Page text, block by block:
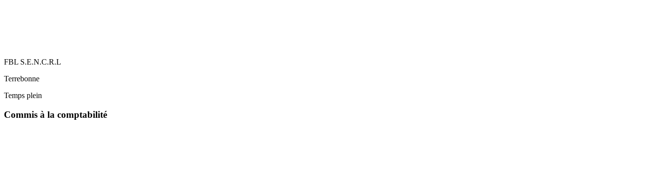
FBL S.E.N.C.R.L
Terrebonne
Temps plein
Commis à la comptabilité